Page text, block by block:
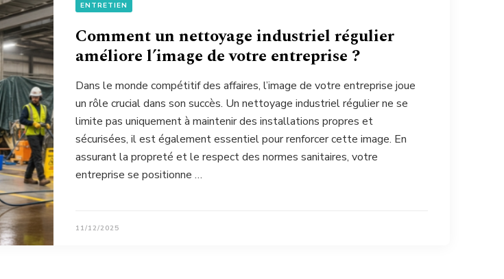
ENTRETIEN
Comment un nettoyage industriel régulier
améliore l’image de votre entreprise ?
Dans le monde compétitif des affaires, l’image de votre entreprise joue
un rôle crucial dans son succès. Un nettoyage industriel régulier ne se
limite pas uniquement à maintenir des installations propres et
sécurisées, il est également essentiel pour renforcer cette image. En
assurant la propreté et le respect des normes sanitaires, votre
entreprise se positionne …
11/12/2025